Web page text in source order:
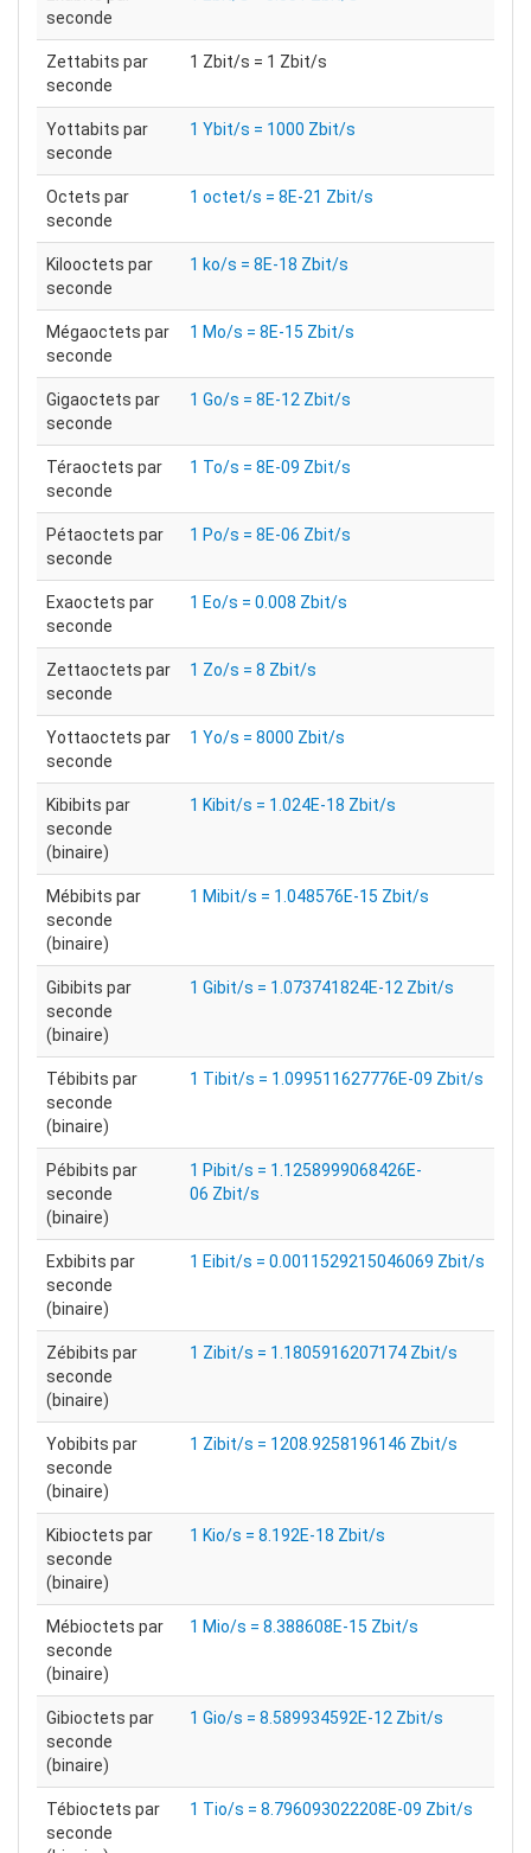
seconde
Zettabits par
seconde
1 Zbit/s = 1 Zbit/s
Yottabits par
seconde
1 Ybit/s = 1000 Zbit/s
Octets par
seconde
1 octet/s = 8E-21 Zbit/s
Kilooctets par
seconde
1 ko/s = 8E-18 Zbit/s
Mégaoctets par
seconde
1 Mo/s = 8E-15 Zbit/s
Gigaoctets par
seconde
1 Go/s = 8E-12 Zbit/s
Téraoctets par
seconde
1 To/s = 8E-09 Zbit/s
Pétaoctets par
seconde
1 Po/s = 8E-06 Zbit/s
Exaoctets par
seconde
1 Eo/s = 0.008 Zbit/s
Zettaoctets par
seconde
1 Zo/s = 8 Zbit/s
Yottaoctets par
seconde
1 Yo/s = 8000 Zbit/s
Kibibits par
seconde
(binaire)
1 Kibit/s = 1.024E-18 Zbit/s
Mébibits par
seconde
(binaire)
1 Mibit/s = 1.048576E-15 Zbit/s
Gibibits par
seconde
(binaire)
1 Gibit/s = 1.073741824E-12 Zbit/s
Tébibits par
seconde
(binaire)
1 Tibit/s = 1.099511627776E-09 Zbit/s
Pébibits par
seconde
(binaire)
1 Pibit/s = 1.1258999068426E-
06 Zbit/s
Exbibits par
seconde
(binaire)
1 Eibit/s = 0.0011529215046069 Zbit/s
Zébibits par
seconde
(binaire)
1 Zibit/s = 1.1805916207174 Zbit/s
Yobibits par
seconde
(binaire)
1 Zibit/s = 1208.9258196146 Zbit/s
Kibioctets par
seconde
(binaire)
1 Kio/s = 8.192E-18 Zbit/s
Mébioctets par
seconde
(binaire)
1 Mio/s = 8.388608E-15 Zbit/s
Gibioctets par
seconde
(binaire)
1 Gio/s = 8.589934592E-12 Zbit/s
Tébioctets par
seconde
1 Tio/s = 8.796093022208E-09 Zbit/s